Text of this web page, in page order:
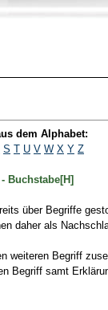
dem Alphabet:
S T U V W X Y Z
Buchstabe[H]
über Begriffe
daher als
weiteren Begriff
Begriff samt